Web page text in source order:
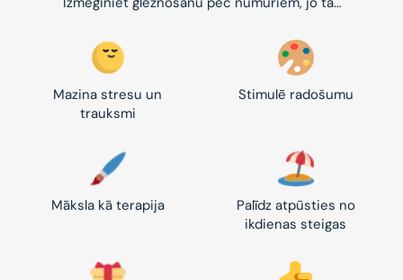
Mazina stresu un
trauksmi
Stimulē radošumu
Māksla kā terapija
Palīdz atpūsties no
ikdienas steigas